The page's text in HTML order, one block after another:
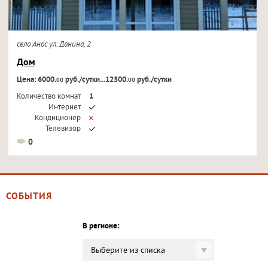
село Анос ул. Данина, 2
Дом
Цена: 6000.00руб./сутки...12500.00руб./сутки
Количество комнат
1
Интернет
Кондиционер
Телевизор
0
СОБЫТИЯ
В регионе:
Выберите из списка